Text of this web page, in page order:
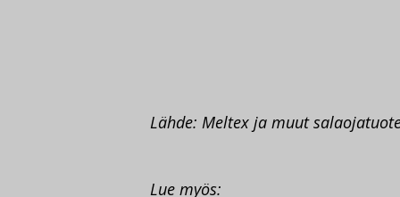
Lähde: Meltex ja muut
Lue myös: